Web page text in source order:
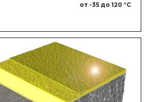
от -35 до 120 °C